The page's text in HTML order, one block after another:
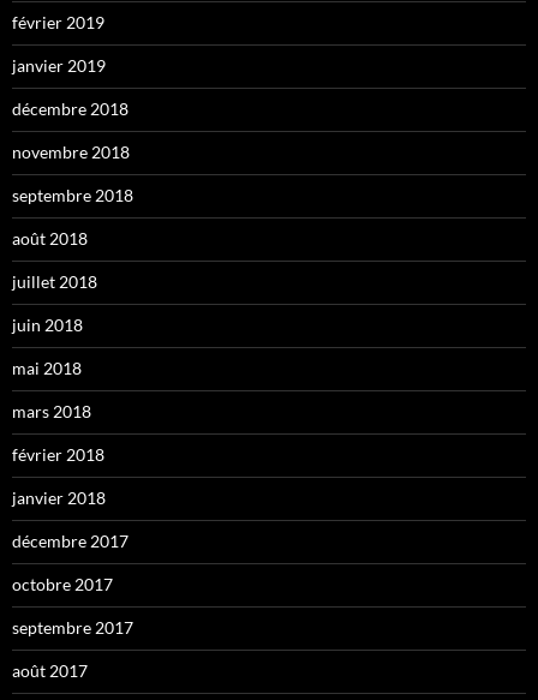
février 2019
janvier 2019
décembre 2018
novembre 2018
septembre 2018
août 2018
juillet 2018
juin 2018
mai 2018
mars 2018
février 2018
janvier 2018
décembre 2017
octobre 2017
septembre 2017
août 2017